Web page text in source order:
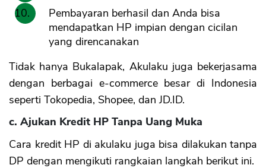
Pembayaran berhasil dan Anda bisa
mendapatkan HP impian dengan cicilan
yang direncanakan
Tidak hanya Bukalapak, Akulaku juga bekerjasama
dengan berbagai e-commerce besar di Indonesia
seperti Tokopedia, Shopee, dan JD.ID.
c. Ajukan Kredit HP Tanpa Uang Muka
Cara kredit HP di akulaku juga bisa dilakukan tanpa
DP dengan mengikuti rangkaian langkah berikut ini.